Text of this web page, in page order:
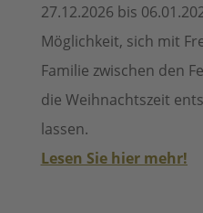
27.12.2026 bis
Möglichkeit, sich mit
Familie zwischen den
die Weihnachtszeit
lassen.
Lesen Sie hier mehr!